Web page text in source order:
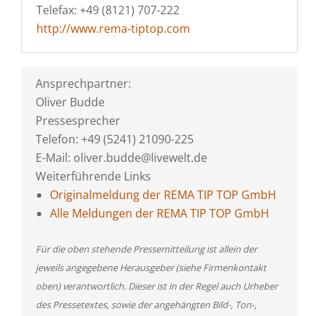
Telefax: +49 (8121) 707-222
http://www.rema-tiptop.com
Ansprechpartner:
Oliver Budde
Pressesprecher
Telefon: +49 (5241) 21090-225
E-Mail: oliver.budde@livewelt.de
Weiterführende Links
Originalmeldung der REMA TIP TOP GmbH
Alle Meldungen der REMA TIP TOP GmbH
Für die oben stehende Pressemitteilung ist allein der
jeweils angegebene Herausgeber (siehe Firmenkontakt
oben) verantwortlich. Dieser ist in der Regel auch Urheber
des Pressetextes, sowie der angehängten Bild-, Ton-,